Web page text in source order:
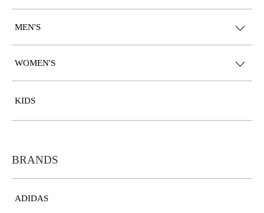
MEN'S
WOMEN'S
KIDS
BRANDS
ADIDAS